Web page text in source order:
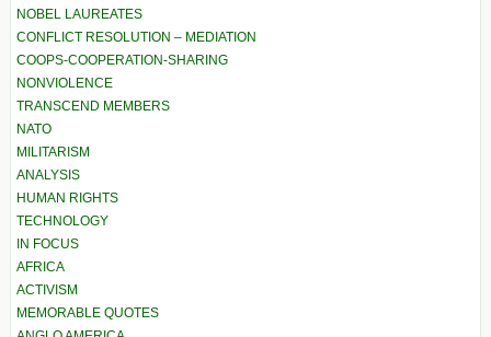
NOBEL LAUREATES
CONFLICT RESOLUTION – MEDIATION
COOPS-COOPERATION-SHARING
NONVIOLENCE
TRANSCEND MEMBERS
NATO
MILITARISM
ANALYSIS
HUMAN RIGHTS
TECHNOLOGY
IN FOCUS
AFRICA
ACTIVISM
MEMORABLE QUOTES